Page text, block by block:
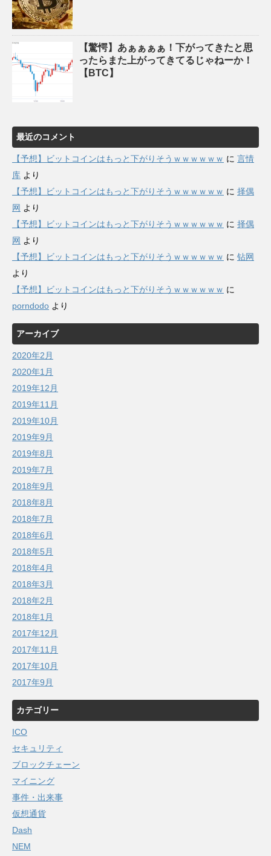
【驚愕】あぁぁぁぁ！下がってきたと思
ったらまた上がってきてるじゃねーか！
【BTC】
最近のコメント
【予想】ビットコインはもっと下がりそうｗｗｗｗｗｗ に 言情
库 より
【予想】ビットコインはもっと下がりそうｗｗｗｗｗｗ に 择偶
网 より
【予想】ビットコインはもっと下がりそうｗｗｗｗｗｗ に 择偶
网 より
【予想】ビットコインはもっと下がりそうｗｗｗｗｗｗ に 钻网
より
【予想】ビットコインはもっと下がりそうｗｗｗｗｗｗ に
porndodo より
アーカイブ
2020年2月
2020年1月
2019年12月
2019年11月
2019年10月
2019年9月
2019年8月
2019年7月
2018年9月
2018年8月
2018年7月
2018年6月
2018年5月
2018年4月
2018年3月
2018年2月
2018年1月
2017年12月
2017年11月
2017年10月
2017年9月
カテゴリー
ICO
セキュリティ
ブロックチェーン
マイニング
事件・出来事
仮想通貨
Dash
NEM